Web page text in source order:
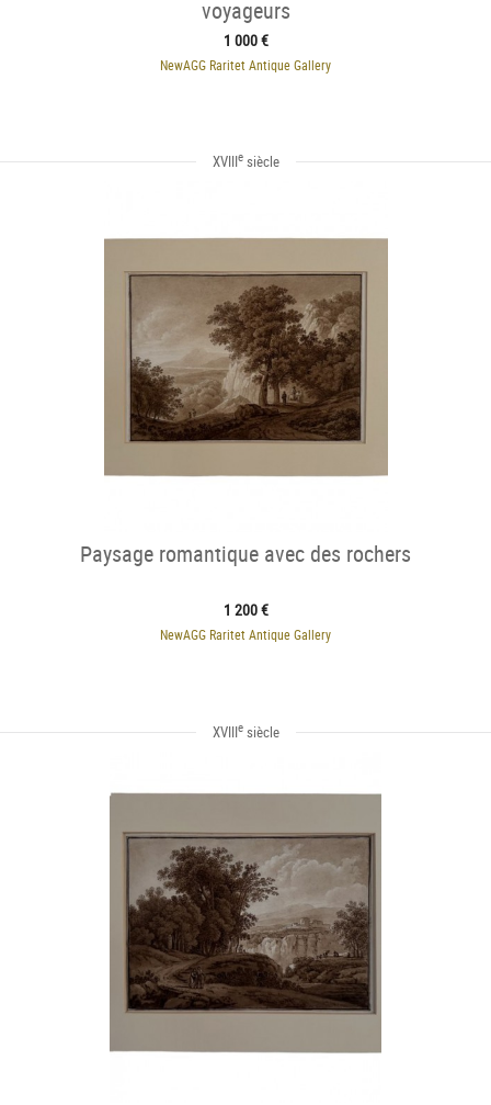
voyageurs
1 000 €
NewAGG Raritet Antique Gallery
XVIIIesiècle
Paysage romantique avec des rochers
1 200 €
NewAGG Raritet Antique Gallery
XVIIIesiècle